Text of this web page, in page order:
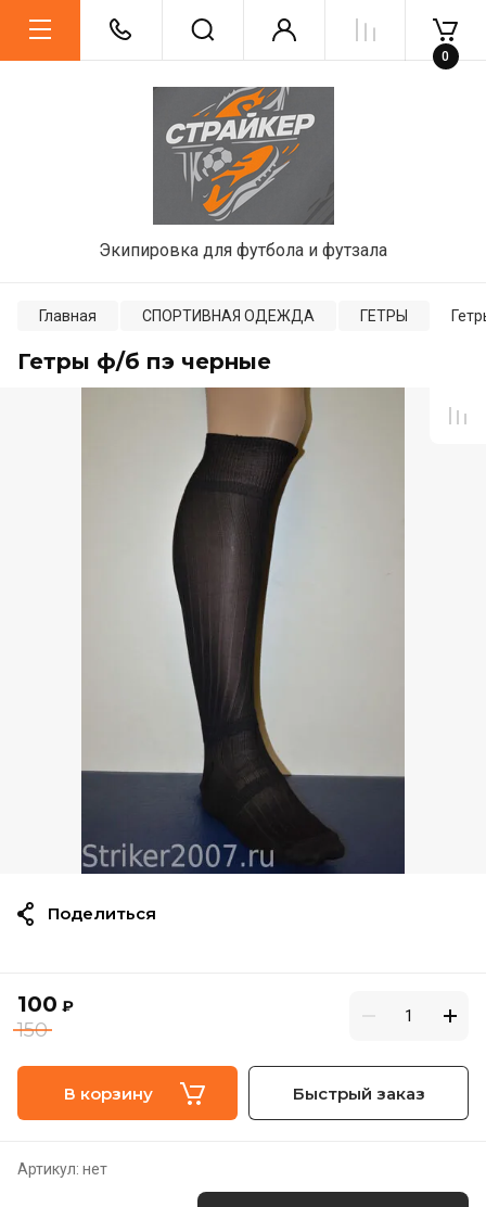
Экипировка для футбола и футзала
0
Главная СПОРТИВНАЯ ОДЕЖДА ГЕТРЫ
Гетры ф/б пэ черные
100 ₽
150
В корзину Быстрый заказ
Артикул: нет
Поделиться